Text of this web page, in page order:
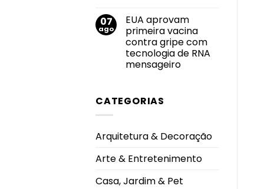
melhor
qualidade
de
vida,
aponta
ranking
em
Documentário
CONTRACENA
foi
exibido
na
UFU,
no
CEU
07
ago
EUA aprovam
primeira vacina
contra gripe com
tecnologia de RNA
mensageiro
EUA
aprovam
gripe
de
mensageiro
CATEGORIAS
Arquitetura & Decoração
Arte & Entretenimento
Casa, Jardim & Pet